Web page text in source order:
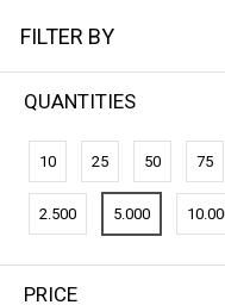
FILTER BY
FILTER BY
QUANTITIES
10 25 50 75
2.500 5.000
PRICE